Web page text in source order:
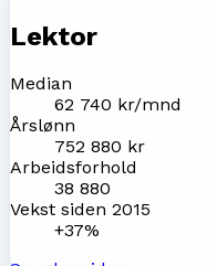
Lektor
Median
62 740 kr/mnd
Årslønn
752 880 kr
Arbeidsforhold
38 880
Vekst siden 2015
+37%